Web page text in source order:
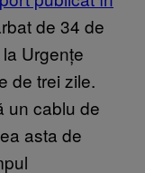
de 34 de
Urgențe
de trei zile.
un cablu de
asta de